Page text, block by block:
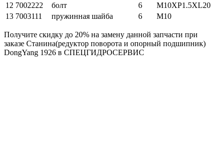
12 7002222 болт 6
M10XP1.5XL20
13 7003111 пружинная шайба 6 M10
Получите скидку до 20% на замену данной запчасти при
заказе Станина(редуктор поворота и опорный подшипник)
DongYang 1926 в СПЕЦГИДРОСЕРВИС